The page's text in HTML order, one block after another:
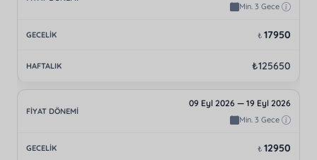
Min. 3 Gece
₺ 17950
₺125650
09 Eyl 2026 — 19 Eyl 2026
Min. 3 Gece
₺ 12950